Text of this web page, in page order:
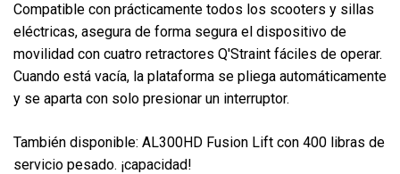
Compatible con prácticamente todos los scooters y sillas
eléctricas, asegura de forma segura el dispositivo de
movilidad con cuatro retractores Q'Straint fáciles de operar.
Cuando está vacía, la plataforma se pliega automáticamente
y se aparta con solo presionar un interruptor.
También disponible: AL300HD Fusion Lift con 400 libras de
servicio pesado. ¡capacidad!